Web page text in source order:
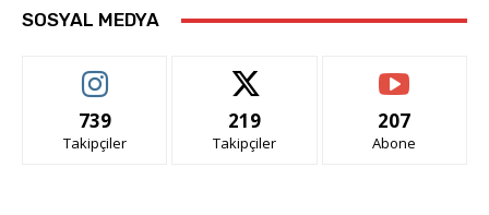
SOSYAL MEDYA
739
Takipçiler
219
Takipçiler
207
Abone